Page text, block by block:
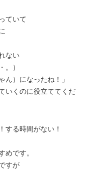
ていて
ない
）
ん）になったね！」
いくのに役立ててくだ
する時間がない！
めです。
すが